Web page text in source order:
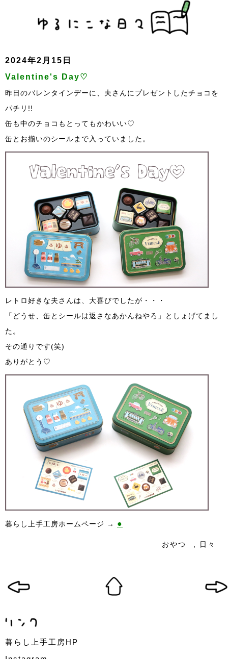
2024年2月15日
Valentine's Day♡
昨日のバレンタインデーに、夫さんにプレゼントしたチョコを
パチリ!!
缶も中のチョコもとってもかわいい♡
缶とお揃いのシールまで入っていました。
レトロ好きな夫さんは、大喜びでしたが・・・
「どうせ、缶とシールは返さなあかんねやろ」としょげてまし
た。
その通りです(笑)
ありがとう♡
暮らし上手工房ホームページ → ●
おやつ 日々
暮らし上手工房HP